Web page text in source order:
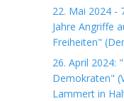
22. Mai 2024 -
Jahre Angriffe
Freiheiten"
26. April 2024:
Demokraten"
Lammert in